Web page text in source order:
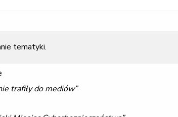
tematyki.
trafiły do mediów”